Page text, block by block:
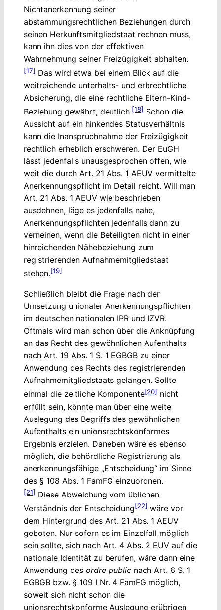
Nichtanerkennung seiner
abstammungsrechtlichen Beziehungen durch
seinen Herkunftsmitgliedstaat rechnen muss,
kann ihn dies von der effektiven
Wahrnehmung seiner Freizügigkeit abhalten.
[17] Das wird etwa bei einem Blick auf die
weitreichende unterhalts- und erbrechtliche
Absicherung, die eine rechtliche Eltern-Kind-
Beziehung gewährt, deutlich.[18] Schon die
Aussicht auf ein hinkendes Statusverhältnis
kann die Inanspruchnahme der Freizügigkeit
rechtlich erheblich erschweren. Der EuGH
lässt jedenfalls unausgesprochen offen, wie
weit die durch Art. 21 Abs. 1 AEUV vermittelte
Anerkennungspflicht im Detail reicht. Will man
Art. 21 Abs. 1 AEUV wie beschrieben
ausdehnen, läge es jedenfalls nahe,
Anerkennungspflichten jedenfalls dann zu
verneinen, wenn die Beteiligten nicht in einer
hinreichenden Nähebeziehung zum
registrierenden Aufnahmemitgliedstaat
stehen.[19]
Schließlich bleibt die Frage nach der
Umsetzung unionaler Anerkennungspflichten
im deutschen nationalen IPR und IZVR.
Oftmals wird man schon über die Anknüpfung
an das Recht des gewöhnlichen Aufenthalts
nach Art. 19 Abs. 1 S. 1 EGBGB zu einer
Anwendung des Rechts des registrierenden
Aufnahmemitgliedstaats gelangen. Sollte
einmal die zeitliche Komponente[20] nicht
erfüllt sein, könnte man über eine weite
Auslegung des Begriffs des gewöhnlichen
Aufenthalts ein unionsrechtskonformes
Ergebnis erzielen. Daneben wäre es ebenso
möglich, die behördliche Registrierung als
anerkennungsfähige „Entscheidung“ im Sinne
des § 108 Abs. 1 FamFG einzuordnen.
[21] Diese Abweichung vom üblichen
Verständnis der Entscheidung[22] wäre vor
dem Hintergrund des Art. 21 Abs. 1 AEUV
geboten. Nur sofern es im Einzelfall möglich
sein sollte, sich nach Art. 4 Abs. 2 EUV auf die
nationale Identität zu berufen, wäre dann eine
Anwendung des ordre public nach Art. 6 S. 1
EGBGB bzw. § 109 I Nr. 4 FamFG möglich,
soweit sich nicht schon die
unionsrechtskonforme Auslegung erübrigen